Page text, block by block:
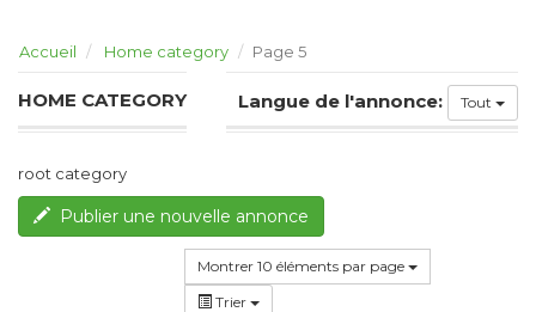
Accueil Home category Page 5
HOME CATEGORY Langue de l'annonce: Tout
root category
Publier une nouvelle annonce
Montrer 10 éléments par page
Trier